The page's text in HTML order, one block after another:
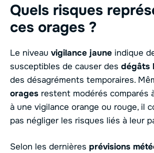
Quels risques
ces orages ?
Le niveau vigilance jaune indique
susceptibles de causer des dégâts
des désagréments temporaires.
orages restent modérés comparés
à une vigilance orange ou rouge, il
pas négliger les risques liés à leur
Selon les dernières prévisions